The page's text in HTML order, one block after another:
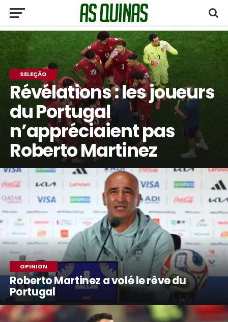
SELEÇÃO
Révélations : les joueurs
du Portugal
n’appréciaient pas
Roberto Martinez
OPINION
Roberto Martinez a volé le rêve du
Portugal